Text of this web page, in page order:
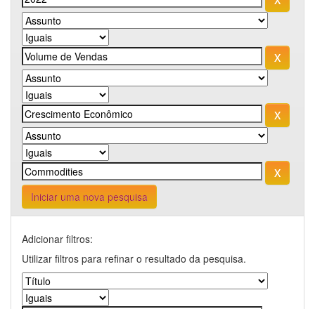
Iniciar uma nova pesquisa
Adicionar filtros:
Utilizar filtros para refinar o resultado da pesquisa.